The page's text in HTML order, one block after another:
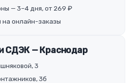
— 3–4 дня, от 269 ₽
на онлайн-заказы
СДЭК — Краснодар
3
3б